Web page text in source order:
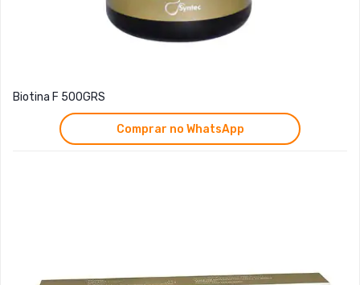
Biotina F 500GRS
Comprar no WhatsApp